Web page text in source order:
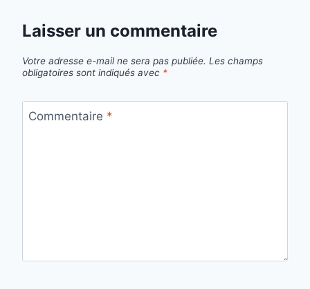
Laisser un commentaire
Votre adresse e-mail ne sera pas publiée. Les champs
obligatoires sont indiqués avec *
Commentaire *